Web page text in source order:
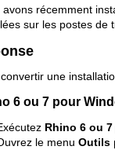
avons récemment
sur les postes de
une
6 ou 7 pour
Rhino 6 ou
le menu Outils